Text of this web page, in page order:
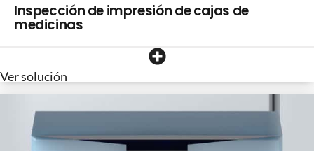
Inspección de impresión de cajas de
medicinas
Ver solución